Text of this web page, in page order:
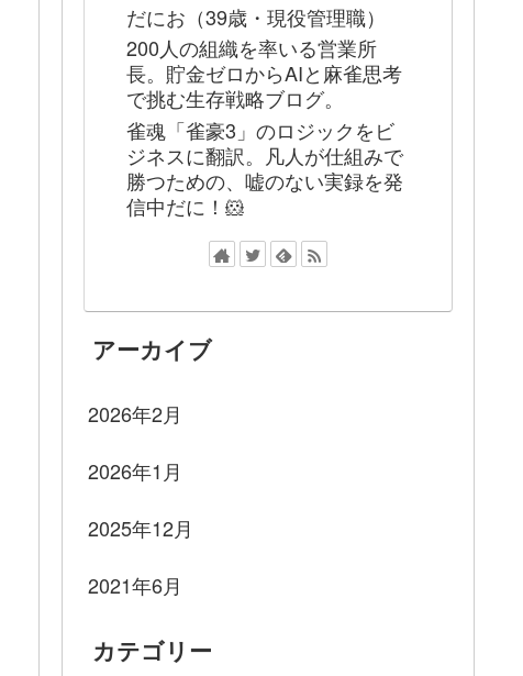
だにお（39歳・現役管理職）
200人の組織を率いる営業所
長。貯金ゼロからAIと麻雀思考
で挑む生存戦略ブログ。
雀魂「雀豪3」のロジックをビ
ジネスに翻訳。凡人が仕組みで
勝つための、嘘のない実録を発
信中だに！🐹
アーカイブ
2026年2月
2026年1月
2025年12月
2021年6月
カテゴリー